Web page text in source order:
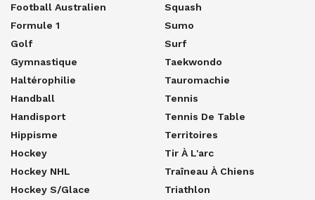
Football Australien
Formule 1
Golf
Gymnastique
Haltérophilie
Handball
Handisport
Hippisme
Hockey
Hockey NHL
Hockey S/glace
Squash
Sumo
Surf
Taekwondo
Tauromachie
Tennis
Tennis De Table
Territoires
Tir À L'arc
Traîneau À Chiens
Triathlon